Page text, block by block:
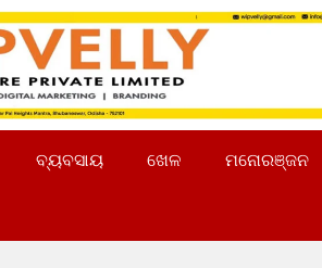
ବ୍ୟବସାୟ ଖେଳ ମନୋରଞ୍ଜନ